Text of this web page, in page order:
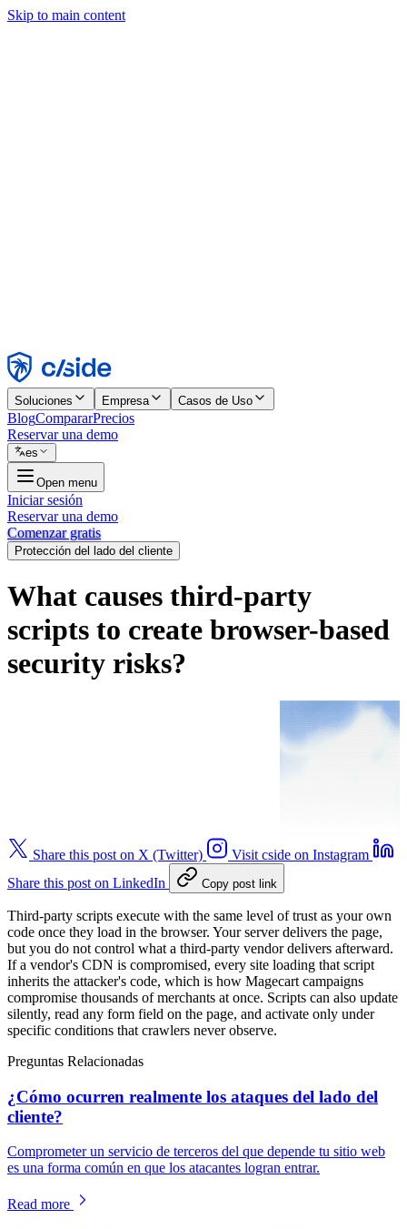
Skip to main content
Rechazar
Soluciones Empresa Casos de Uso
BlogCompararPrecios
Reservar una demo
es
Open menu
Iniciar sesión
Reservar una demo
Comenzar gratis
Protección del lado del cliente
What causes third-party
scripts to create browser-based
security risks?
Share this post on X (Twitter)
Visit cside on Instagram
Share this post on LinkedIn
Copy post link
Third-party scripts execute with the same level of trust as your own
code once they load in the browser. Your server delivers the page,
but you do not control what a third-party vendor delivers afterward.
If a vendor's CDN is compromised, every site loading that script
inherits the attacker's code, which is how Magecart campaigns
compromise thousands of merchants at once. Scripts can also update
silently, read any form field on the page, and activate only under
specific conditions that crawlers never observe.
Preguntas Relacionadas
¿Cómo ocurren realmente los ataques del lado del
cliente?
Comprometer un servicio de terceros del que depende tu sitio web
es una forma común en que los atacantes logran entrar.
Read more